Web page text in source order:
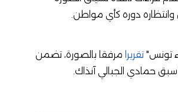
دوره كأي مواطن.
تقريرا مرفقا بالصورة، تضمن
حمادي الجبالي آنذاك.